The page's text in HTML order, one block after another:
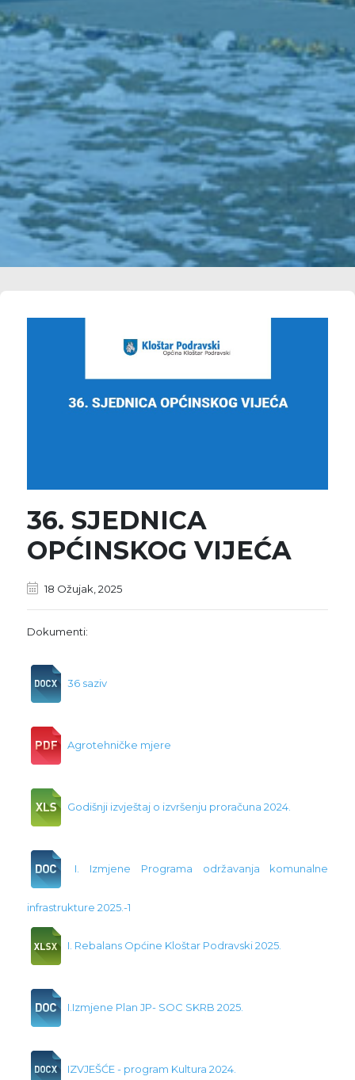
36. SJEDNICA
OPĆINSKOG VIJEĆA
18 Ožujak, 2025
Dokumenti:
36 saziv
Agrotehničke mjere
Godišnji izvještaj o izvršenju proračuna 2024.
I. Izmjene Programa održavanja komunalne
infrastrukture 2025.-1
I. Rebalans Općine Kloštar Podravski 2025.
I.Izmjene Plan JP- SOC SKRB 2025.
IZVJEŠĆE - program Kultura 2024.